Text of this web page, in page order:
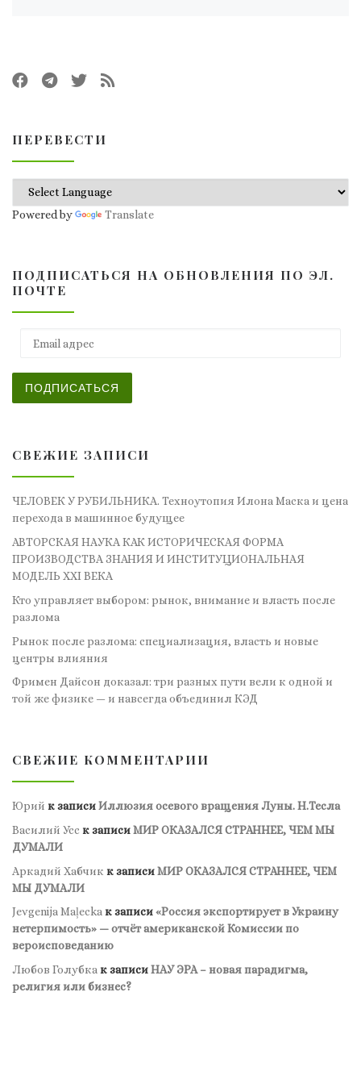
ПЕРЕВЕСТИ
Powered by Translate
ПОДПИСАТЬСЯ НА ОБНОВЛЕНИЯ ПО ЭЛ.
ПОЧТЕ
ПОДПИСАТЬСЯ
СВЕЖИЕ ЗАПИСИ
ЧЕЛОВЕК У РУБИЛЬНИКА. Техноутопия Илона Маска и цена
перехода в машинное будущее
АВТОРСКАЯ НАУКА КАК ИСТОРИЧЕСКАЯ ФОРМА
ПРОИЗВОДСТВА ЗНАНИЯ И ИНСТИТУЦИОНАЛЬНАЯ
МОДЕЛЬ XXI ВЕКА
Кто управляет выбором: рынок, внимание и власть после
разлома
Рынок после разлома: специализация, власть и новые
центры влияния
Фримен Дайсон доказал: три разных пути вели к одной и
той же физике — и навсегда объединил КЭД
СВЕЖИЕ КОММЕНТАРИИ
Юрий к записиИллюзия осевого вращения Луны. Н.Тесла
Василий Усс к записиМИР ОКАЗАЛСЯ СТРАННЕЕ, ЧЕМ МЫ
ДУМАЛИ
Аркадий Хабчик к записиМИР ОКАЗАЛСЯ СТРАННЕЕ, ЧЕМ
МЫ ДУМАЛИ
Jevgenija Maļeckaк записи«Россия экспортирует в Украину
нетерпимость» — отчёт американской Комиссии по
вероисповеданию
Любов Голубка к записиНАУ ЭРА – новая парадигма,
религия или бизнес?